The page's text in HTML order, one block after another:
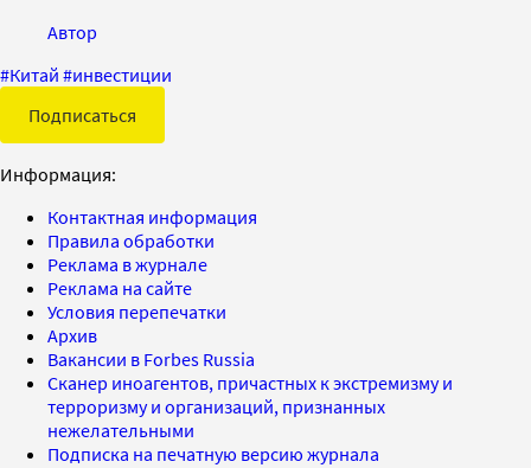
Автор
#Китай #инвестиции
Подписаться
Информация:
Контактная информация
Правила обработки
Реклама в журнале
Реклама на сайте
Условия перепечатки
Архив
Вакансии в Forbes Russia
Сканер иноагентов, причастных к экстремизму и
терроризму и организаций, признанных
нежелательными
Подписка на печатную версию журнала